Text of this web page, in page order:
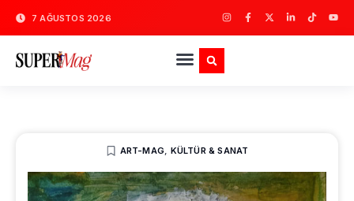
7 AĞUSTOS 2026
ART-MAG, KÜLTÜR & SANAT